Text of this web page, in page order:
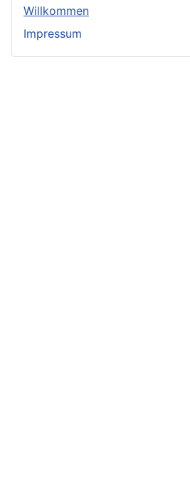
Willkommen
Impressum